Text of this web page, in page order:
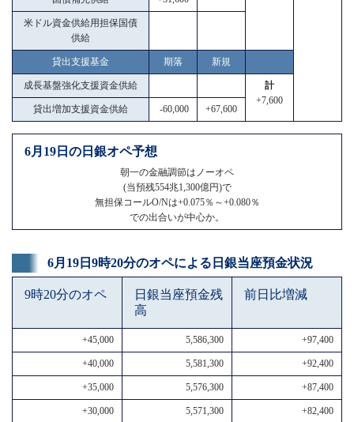
米ドル資金供給用担保国債
供給
貸出支援基金 期落 新規
成長基盤強化支援資金供給
計
+7,600
貸出増加支援資金供給 -60,000 +67,600
6月19日の日銀オペ予想
朝一の金融調節はノーオペ
(当預残554兆1,300億円)で
無担保コールO/Nは+0.075％～+0.080％
での出合いが中心か。
6月19日9時20分のオペによる日銀当座預金状況
9時20分のオペ
日銀当座預金残
高
前日比増減
+45,000 5,586,300 +97,400
+40,000 5,581,300 +92,400
+35,000 5,576,300 +87,400
+30,000 5,571,300 +82,400